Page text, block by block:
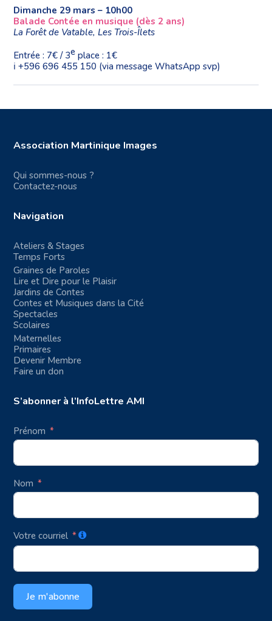
Dimanche 29 mars – 10h00
Balade Contée en musique (dès 2 ans)
La Forêt de Vatable, Les Trois-Îlets
Entrée : 7€ / 3e place : 1€
ℹ️ ️+596 696 455 150 (via message WhatsApp svp)
Association Martinique Images
Qui sommes-nous ?
Contactez-nous
Navigation
Ateliers & Stages
Temps Forts
Graines de Paroles
Lire et Dire pour le Plaisir
Jardins de Contes
Contes et Musiques dans la Cité
Spectacles
Scolaires
Maternelles
Primaires
Devenir Membre
Faire un don
S’abonner à l’InfoLettre AMI
Prénom
Nom
Votre courriel
Je m'abonne